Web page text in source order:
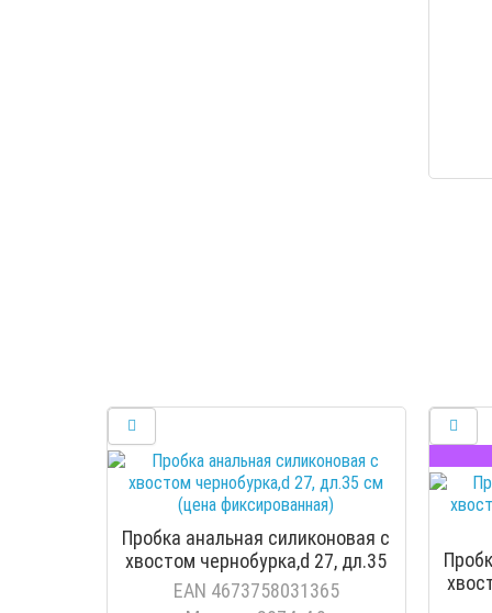
Пробка анальная силиконовая с
хвостом чернобурка,d 27, дл.35
см (цена фиксированная)
EAN 4673758031365